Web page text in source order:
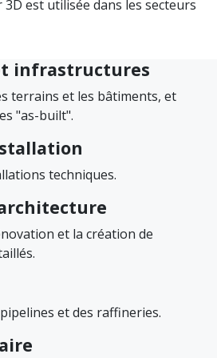
est utilisée dans les secteurs
infrastructures
terrains et les bâtiments, et
"as-built".
techniques.
et la création de
et des raffineries.